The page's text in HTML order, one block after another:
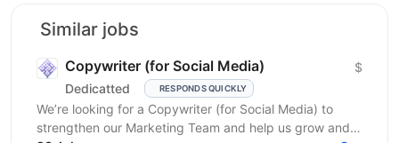
Similar jobs
Copywriter (for Social Media)
Dedicatted RESPONDS QUICKLY
$
We’re looking for a Copywriter (for Social Media) to
strengthen our Marketing Team and help us grow and